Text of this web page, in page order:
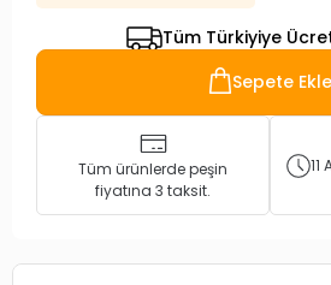
Tüm Türkiyiye
Sepete Ekle
Tüm ürünlerde peşin
fiyatına 3 taksit.
11